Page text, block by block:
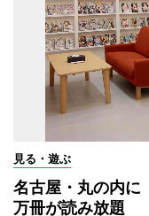
見る・遊ぶ
名古屋・丸の内
万冊が読み放題